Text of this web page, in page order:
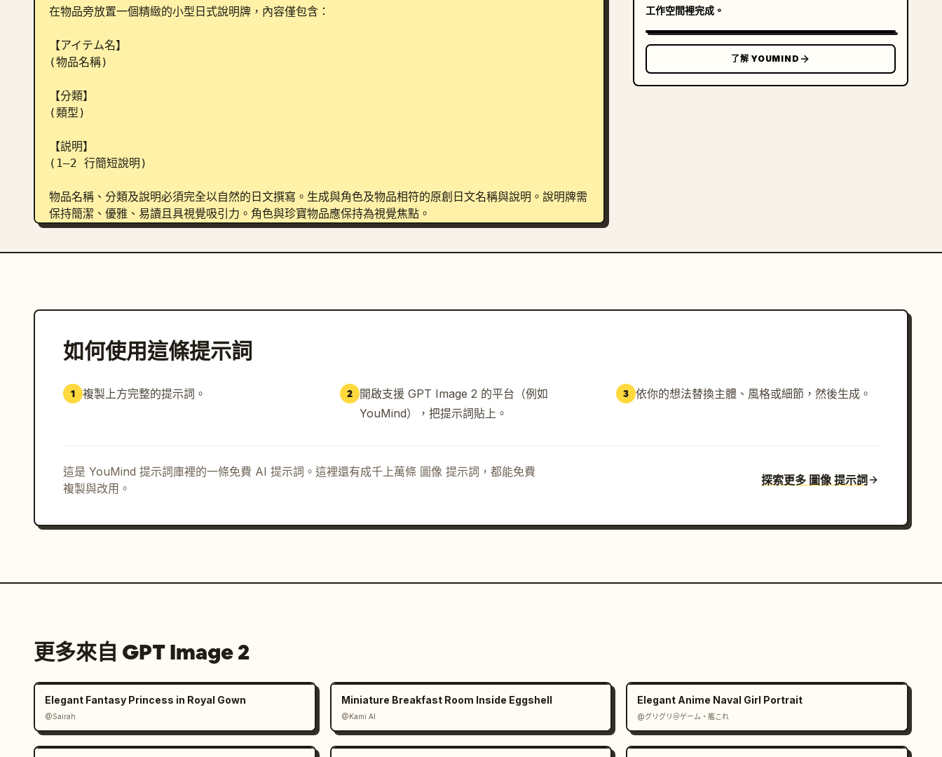
在物品旁放置一個精緻的小型日式說明牌，內容僅包含：
【アイテム名】
(物品名稱)
【分類】
(類型)
【説明】
(1–2 行簡短說明)
物品名稱、分類及說明必須完全以自然的日文撰寫。生成與角色及物品相符的原創日文名稱與說明。說明牌需
保持簡潔、優雅、易讀且具視覺吸引力。角色與珍寶物品應保持為視覺焦點。
工作空間裡完成。
了解 YOUMIND
如何使用這條提示詞
1 複製上方完整的提示詞。 2 開啟支援 GPT Image 2 的平台（例如
YouMind），把提示詞貼上。
3 依你的想法替換主體、風格或細節，然後生成。
這是 YouMind 提示詞庫裡的一條免費 AI 提示詞。這裡還有成千上萬條 圖像 提示詞，都能免費
複製與改用。
探索更多 圖像 提示詞
更多來自 GPT Image 2
Elegant Fantasy Princess in Royal Gown
@Sairah
Miniature Breakfast Room Inside Eggshell
@Kami AI
Elegant Anime Naval Girl Portrait
@グリグリ＠ゲーム・艦これ